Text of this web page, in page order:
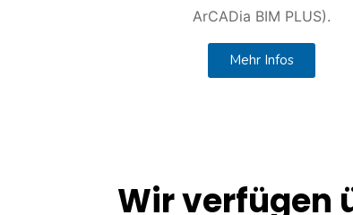
ArCADia BIM PLUS).
Mehr Infos
Wir verfügen